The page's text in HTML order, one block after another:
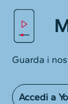
Guarda i
Accedi a